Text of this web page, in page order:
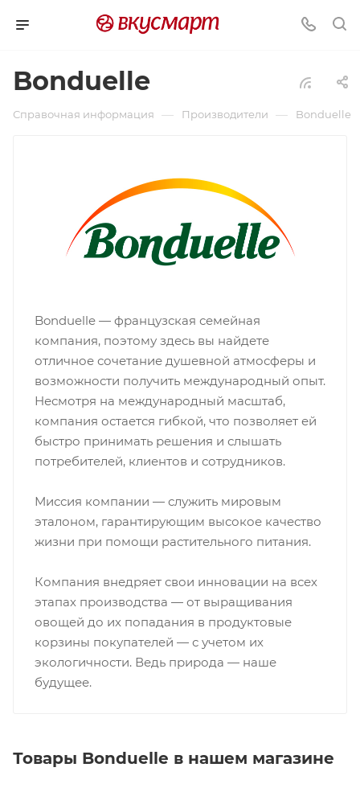
Bonduelle
Справочная информация — Производители — Bonduelle
Bonduelle — французская семейная
компания, поэтому здесь вы найдете
отличное сочетание душевной атмосферы и
возможности получить международный опыт.
Несмотря на международный масштаб,
компания остается гибкой, что позволяет ей
быстро принимать решения и слышать
потребителей, клиентов и сотрудников.
Миссия компании — служить мировым
эталоном, гарантирующим высокое качество
жизни при помощи растительного питания.
Компания внедряет свои инновации на всех
этапах производства — от выращивания
овощей до их попадания в продуктовые
корзины покупателей — с учетом их
экологичности. Ведь природа — наше
будущее.
Товары Bonduelle в нашем магазине